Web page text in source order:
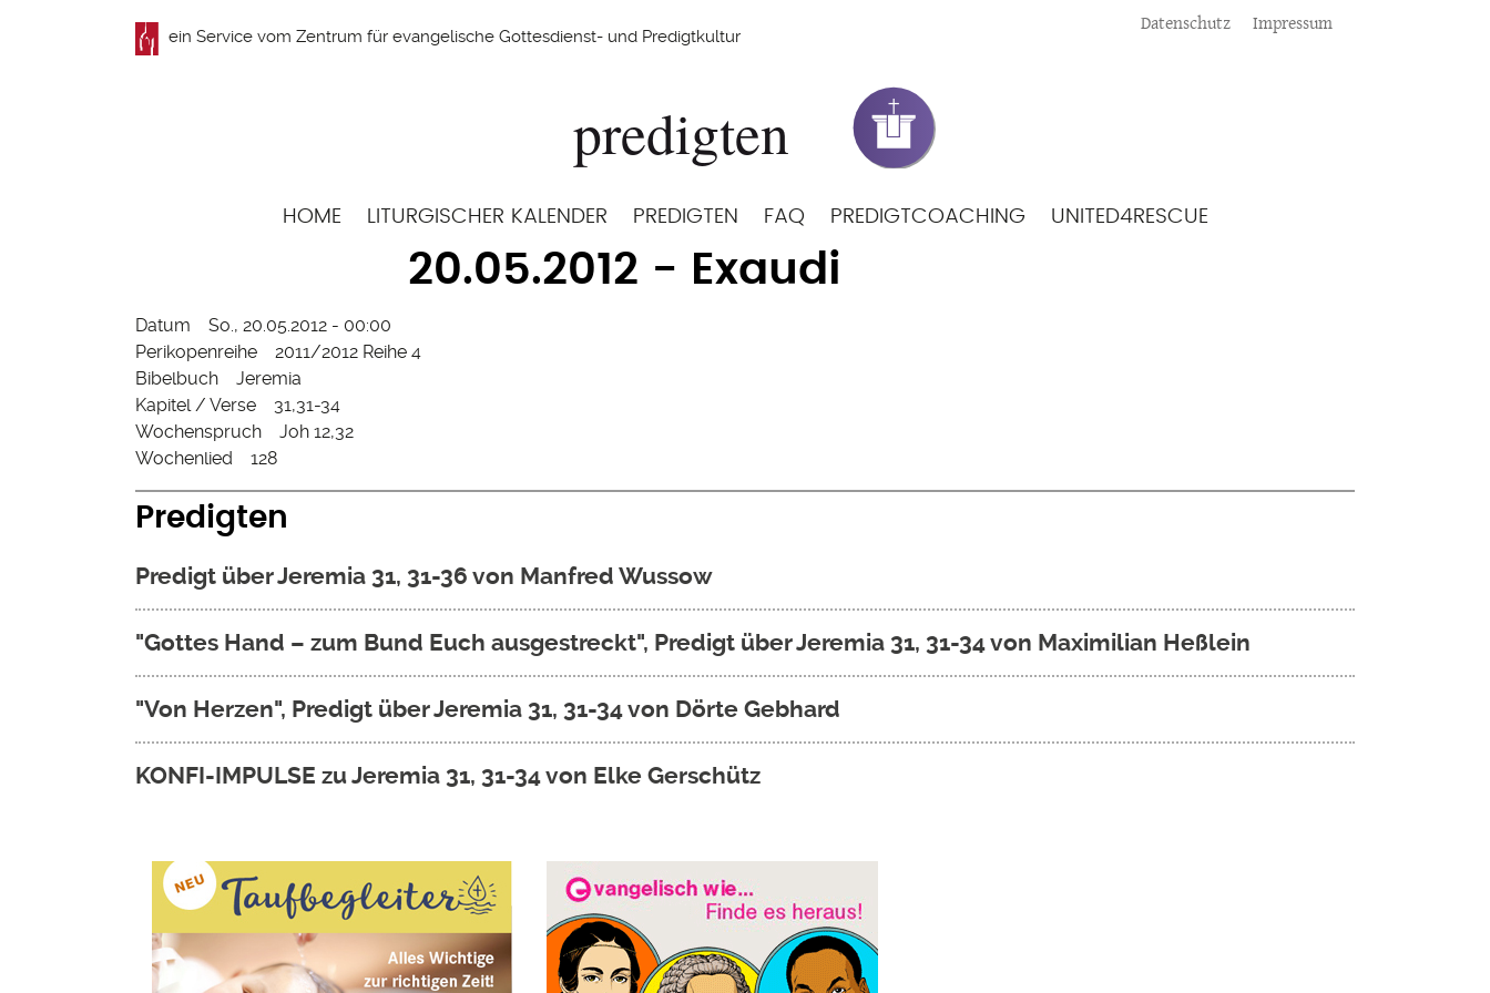
ein Service vom Zentrum für evangelische Gottesdienst- und Predigtkultur
Meta
Datenschutz Impressum
Hauptnavigation
HOME LITURGISCHER KALENDER PREDIGTEN FAQ PREDIGTCOACHING UNITED4RESCUE
20.05.2012 - Exaudi
Datum
So., 20.05.2012 - 00:00
Perikopenreihe
2011/2012 Reihe 4
Bibelbuch
Jeremia
Kapitel / Verse
31,31-34
Wochenspruch
Joh 12,32
Wochenlied
128
Predigten
Predigt über Jeremia 31, 31-36 von Manfred Wussow
"Gottes Hand – zum Bund Euch ausgestreckt", Predigt über Jeremia 31, 31-34 von Maximilian Heßlein
"Von Herzen", Predigt über Jeremia 31, 31-34 von Dörte Gebhard
KONFI-IMPULSE zu Jeremia 31, 31-34 von Elke Gerschütz